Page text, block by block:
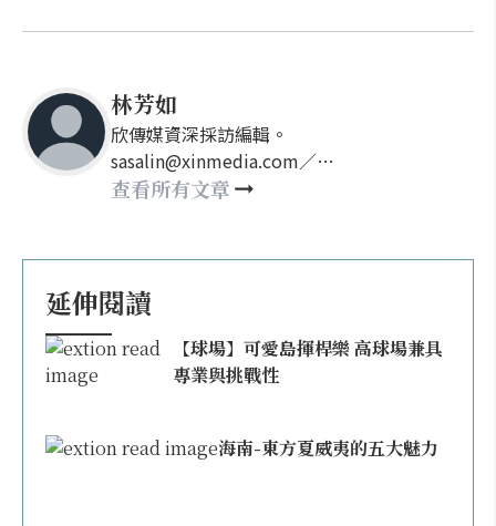
林芳如
欣傳媒資深採訪編輯。
sasalin@xinmedia.com／
happy21917@gmail.com
查看所有文章
延伸閱讀
【球場】可愛島揮桿樂 高球場兼具
專業與挑戰性
海南-東方夏威夷的五大魅力